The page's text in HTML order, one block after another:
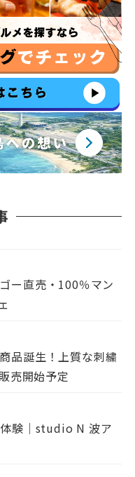
ー直売・100％マン
品誕生！上質な刺繍
売開始予定
験｜studio N 波ア